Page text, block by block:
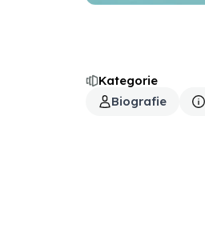
Kategorie
Biografie